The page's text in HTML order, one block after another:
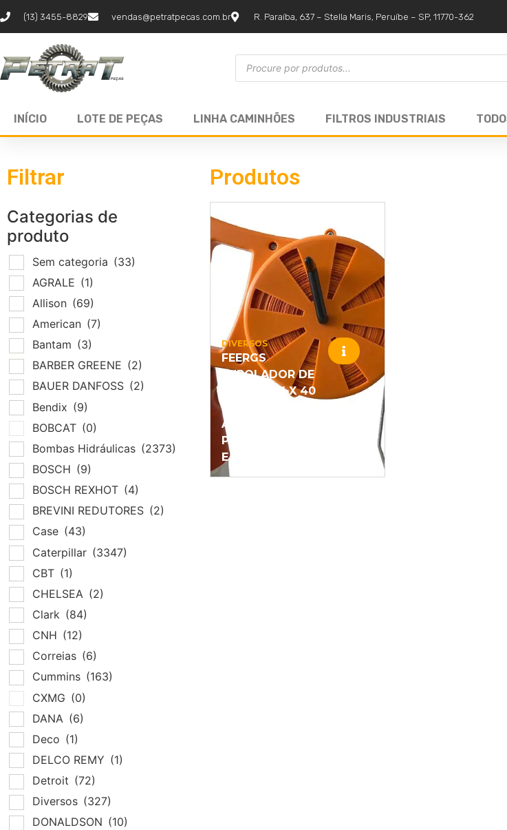
(13) 3455-8829 vendas@petratpecas.com.br R. Paraíba, 637 – Stella Maris, Peruíbe – SP, 11770-362
INÍCIO LOTE DE PEÇAS LINHA CAMINHÕES FILTROS INDUSTRIAIS
Filtrar
Categorias de
produto
Sem categoria (33)
AGRALE (1)
Allison (69)
American (7)
Bantam (3)
BARBER GREENE (2)
BAUER DANFOSS (2)
Bendix (9)
BOBCAT (0)
Bombas Hidráulicas (2373)
BOSCH (9)
BOSCH REXHOT (4)
BREVINI REDUTORES (2)
Case (43)
Caterpillar (3347)
CBT (1)
CHELSEA (2)
Clark (84)
CNH (12)
Correias (6)
Cummins (163)
CXMG (0)
DANA (6)
Deco (1)
DELCO REMY (1)
Detroit (72)
Diversos (327)
DONALDSON (10)
Produtos
DIVERSOS
FEERGS
ENROLADOR DE
FITA 50MM X 40
METROS COR
AMARELA E
PRETA-LARANJA
E PRETA